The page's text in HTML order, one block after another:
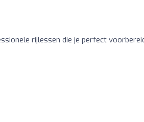
rijlessen die je perfect